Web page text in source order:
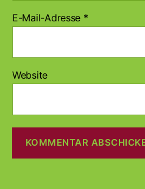
E-Mail-Adresse *
Website